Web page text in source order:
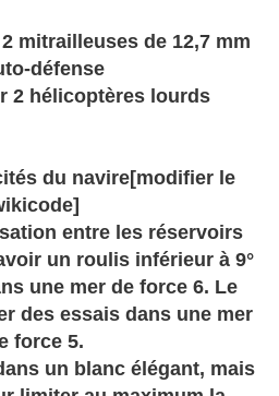
mitrailleuses de 12,7 mm
défense
2 hélicoptères lourds
du navire[modifier le
entre les réservoirs
un roulis inférieur à 9°
une mer de force 6. Le
des essais dans une mer
force 5.
un blanc élégant, mais